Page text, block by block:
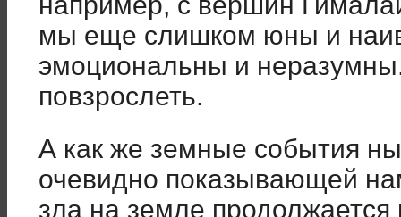
мы еще слишком юны и
эмоциональны и
повзрослеть.
А как же земные события
очевидно показывающей
зла на земле